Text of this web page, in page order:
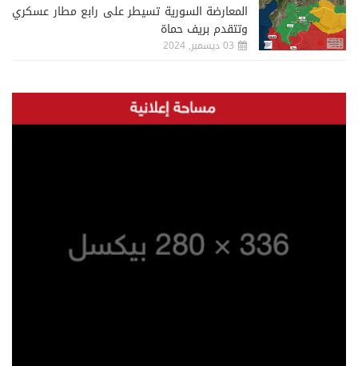
المعارضة السورية تسيطر على رابع مطار عسكري
وتتقدم بريف حماة
03 ديسمبر, 2024